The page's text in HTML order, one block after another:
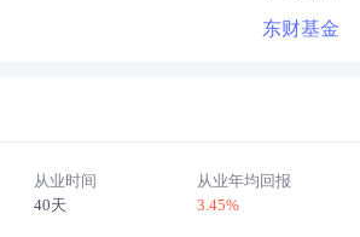
--/--
东财基金
从业时间
40天
从业年均回报
3.45%